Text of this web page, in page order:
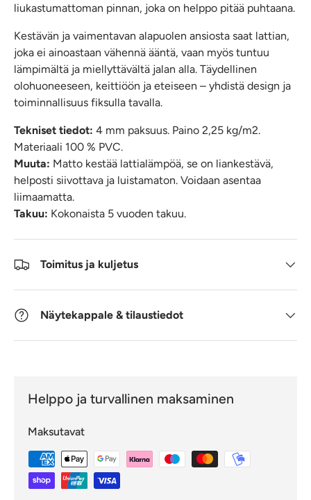
liukastumattoman pinnan, joka on helppo pitää puhtaana.
Kestävän ja vaimentavan alapuolen ansiosta saat lattian,
joka ei ainoastaan vähennä ääntä, vaan myös tuntuu
lämpimältä ja miellyttävältä jalan alla. Täydellinen
olohuoneeseen, keittiöön ja eteiseen – yhdistä design ja
toiminnallisuus fiksulla tavalla.
Tekniset tiedot: 4 mm paksuus. Paino 2,25 kg/m2.
Materiaali 100 % PVC.
Muuta: Matto kestää lattialämpöä, se on liankestävä,
helposti siivottava ja luistamaton. Voidaan asentaa
liimaamatta.
Takuu: Kokonaista 5 vuoden takuu.
Toimitus ja kuljetus
Näytekappale & tilaustiedot
Helppo ja turvallinen maksaminen
Maksutavat